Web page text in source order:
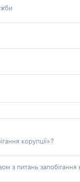
корупції»?
з питань запобігання